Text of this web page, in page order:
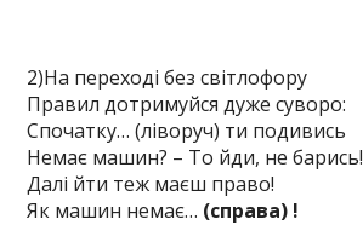
2)На переході без світлофору
Правил дотримуйся дуже суворо:
Спочатку… (ліворуч) ти подивись
Немає машин? – То йди, не барись!
Далі йти теж маєш право!
Як машин немає… (справа) !